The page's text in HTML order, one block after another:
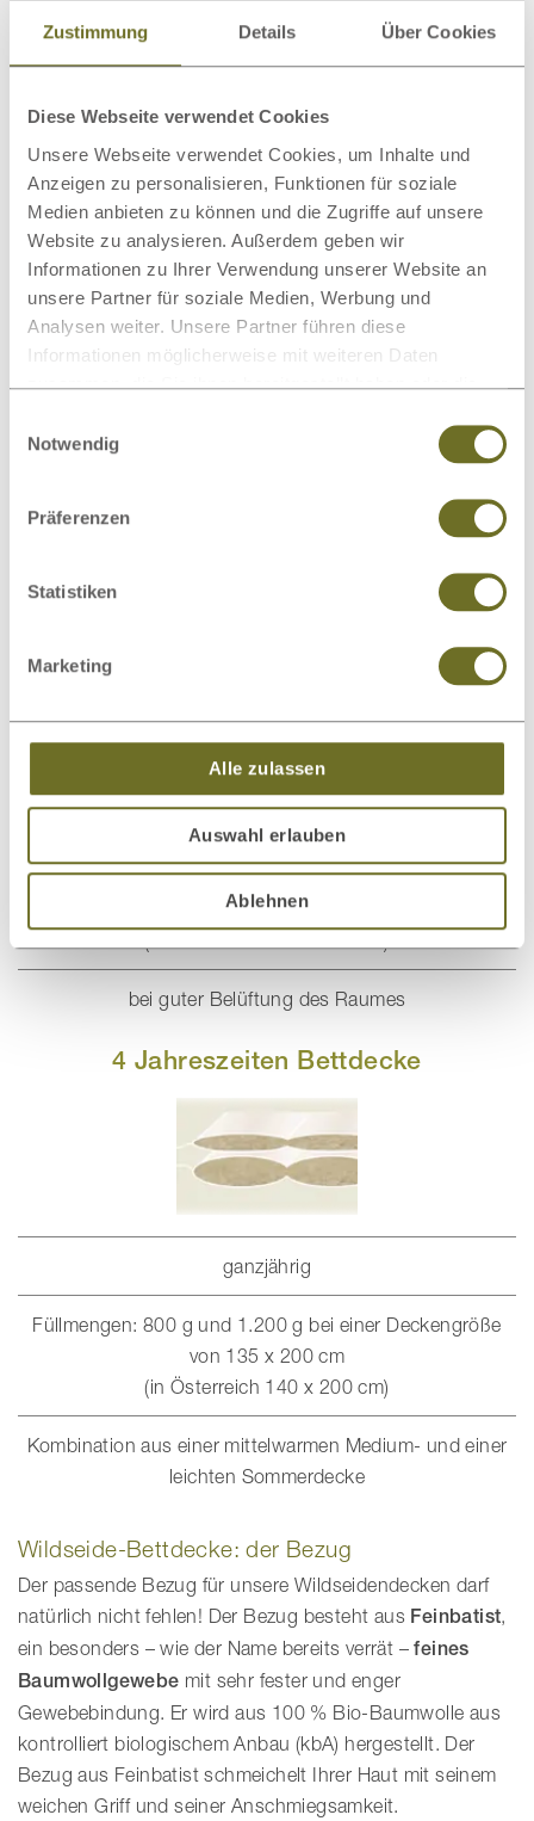
Zustimmung Details Über Cookies
Diese Webseite verwendet Cookies
Unsere Webseite verwendet Cookies, um Inhalte und
Anzeigen zu personalisieren, Funktionen für soziale
Medien anbieten zu können und die Zugriffe auf unsere
Website zu analysieren. Außerdem geben wir
Informationen zu Ihrer Verwendung unserer Website an
unsere Partner für soziale Medien, Werbung und
Analysen weiter. Unsere Partner führen diese
Informationen möglicherweise mit weiteren Daten
zusammen, die Sie ihnen bereitgestellt haben oder die
haben.
Notwendig
Präferenzen
Statistiken
Marketing
Alle zulassen
Auswahl erlauben
Ablehnen
(in Österreich 140 x 200 cm)
geringeres Wärmebedürfnis
Ganzjahresbettdecke
Füllmenge: 1.200 g bei einer Deckengröße von 135 x 200
Füllmenge: 1.600 g bei einer Deckengröße von 135 x 200
cm
bei guter Belüftung des Raumes
4 Jahreszeiten Bettdecke
ganzjährig
Füllmengen: 800 g und 1.200 g bei einer Deckengröße
von 135 x 200 cm
(in Österreich 140 x 200 cm)
Kombination aus einer mittelwarmen Medium- und einer
leichten Sommerdecke
Wildseide-Bettdecke: der Bezug
Der passende Bezug für unsere Wildseidendecken darf
natürlich nicht fehlen! Der Bezug besteht aus Feinbatist,
ein besonders – wie der Name bereits verrät –feines
Baumwollgewebe mit sehr fester und enger
Gewebebindung. Er wird aus 100 % Bio-Baumwolle aus
kontrolliert biologischem Anbau (kbA) hergestellt. Der
Bezug aus Feinbatist schmeichelt Ihrer Haut mit seinem
weichen Griff und seiner Anschmiegsamkeit.